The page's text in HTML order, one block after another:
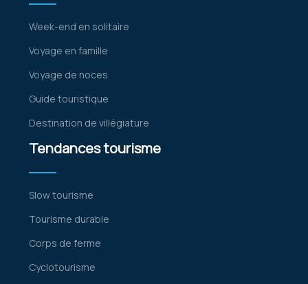
Week-end en solitaire
Voyage en famille
Voyage de noces
Guide touristique
Destination de villégiature
Tendances tourisme
Slow tourisme
Tourisme durable
Corps de ferme
Cyclotourisme